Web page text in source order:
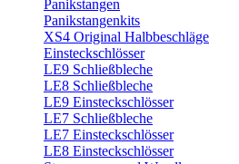
Panikstangen
Panikstangenkits
XS4 Original Halbbeschläge
Einsteckschlösser
LE9 Schließbleche
LE8 Schließbleche
LE9 Einsteckschlösser
LE7 Schließbleche
LE7 Einsteckschlösser
LE8 Einsteckschlösser